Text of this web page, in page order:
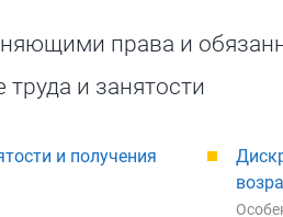
права и
и занятости
и получения